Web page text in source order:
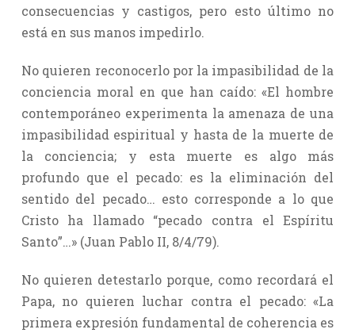
consecuencias y castigos, pero esto último no
está en sus manos impedirlo.
No quieren reconocerlo por la impasibilidad de la
conciencia moral en que han caído: «El hombre
contemporáneo experimenta la amenaza de una
impasibilidad espiritual y hasta de la muerte de
la conciencia; y esta muerte es algo más
profundo que el pecado: es la eliminación del
sentido del pecado… esto corresponde a lo que
Cristo ha llamado “pecado contra el Espíritu
Santo”…» (Juan Pablo II, 8/4/79).
No quieren detestarlo porque, como recordará el
Papa, no quieren luchar contra el pecado: «La
primera expresión fundamental de coherencia es